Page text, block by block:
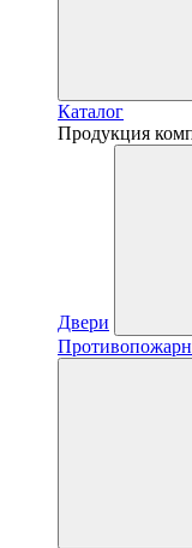
Каталог
Продукция
Двери